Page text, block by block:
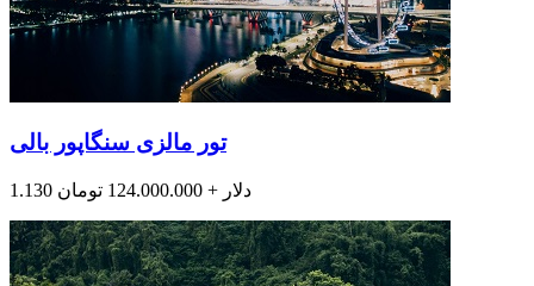
تور مالزی سنگاپور بالی
1.130 دلار + 124.000.000 تومان